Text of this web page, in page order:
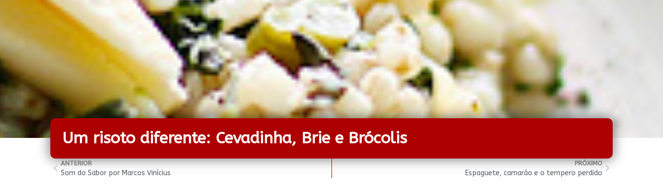
Um risoto diferente: Cevadinha, Brie e Brócolis
ANTERIOR
Som do Sabor por Marcos Vinícius
PRÓXIMO
Espaguete, camarão e o tempero perdido